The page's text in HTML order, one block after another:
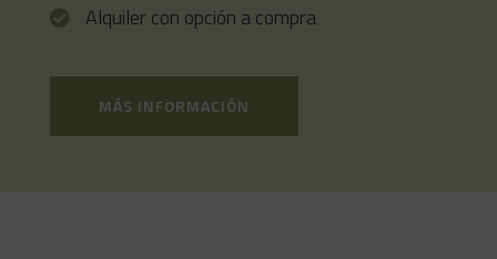
Alquiler con opción a compra
MÁS INFORMACIÓN